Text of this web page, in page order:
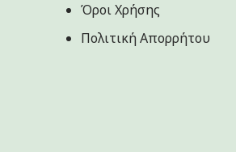
Όροι Χρήσης
Πολιτική Aπορρήτου